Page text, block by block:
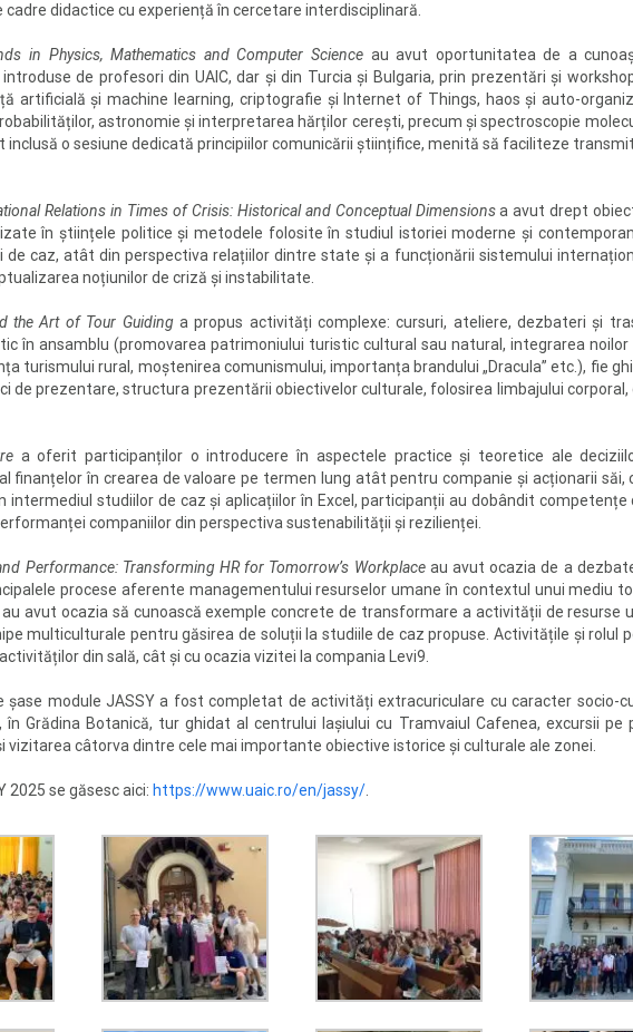
didactice cu experiență în cercetare interdisciplinară.
in Physics, Mathematics and Computer Scienceau avut oportunitatea de a
de profesori din UAIC, dar și din Turcia și Bulgaria, prin prezentări și
artificială și machine learning, criptografie și Internet of Things, haos și auto-
astronomie și interpretarea hărților cerești, precum și spectroscopie
o sesiune dedicată principiilor comunicării științifice, menită să faciliteze
Relations in Times of Crisis: Historical and Conceptual Dimensionsa avut drept
în științele politice și metodele folosite în studiul istoriei moderne și
caz, atât din perspectiva relațiilor dintre state și a funcționării sistemului
noțiunilor de criză și instabilitate.
the Art of Tour Guidinga propus activități complexe: cursuri, ateliere, dezbateri și
în ansamblu (promovarea patrimoniului turistic cultural sau natural, integrarea noilor
turismului rural, moștenirea comunismului, importanța brandului „Dracula” etc.), fie
de prezentare, structura prezentării obiectivelor culturale, folosirea limbajului
a oferit participanților o introducere în aspectele practice și teoretice ale
finanțelor în crearea de valoare pe termen lung atât pentru companie și acționarii săi,
studiilor de caz și aplicațiilor în Excel, participanții au dobândit competențe
companiilor din perspectiva sustenabilității și rezilienței.
Performance: Transforming HR for Tomorrow’s Workplaceau avut ocazia de a
procese aferente managementului resurselor umane în contextul unui mediu
avut ocazia să cunoască exemple concrete de transformare a activității de resurse
multiculturale pentru găsirea de soluții la studiile de caz propuse. Activitățile și rolul
din sală, cât și cu ocazia vizitei la compania Levi9.
șase module JASSY a fost completat de activități extracuriculare cu caracter socio-
Grădina Botanică, tur ghidat al centrului Iașiului cu Tramvaiul Cafenea, excursii pe
câtorva dintre cele mai importante obiective istorice și culturale ale zonei.
2025 se găsesc aici: https://www.uaic.ro/en/jassy/